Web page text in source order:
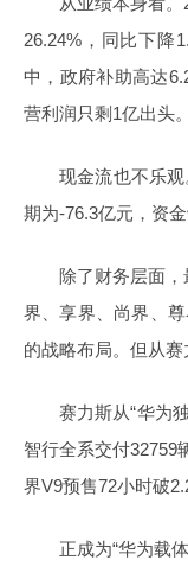
26.24%，同比下降
中，政府补助高达
营利润只剩1亿出头。
现金流也不乐
期为-76.3亿元，资
除了财务层面
界、享界、尚界、
的战略布局。但从
赛力斯从“华为
智行全系交付32759
界V9预售72小时破
正成为“华为载